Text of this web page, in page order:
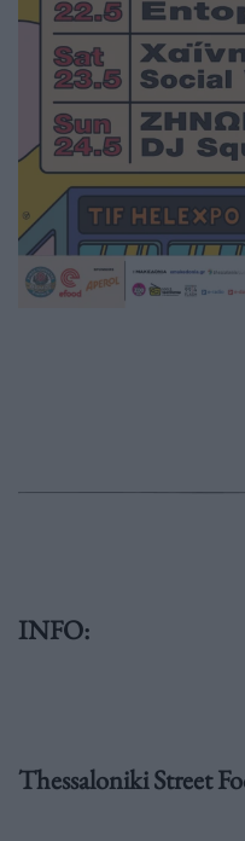
INFO:
Thessaloniki Street